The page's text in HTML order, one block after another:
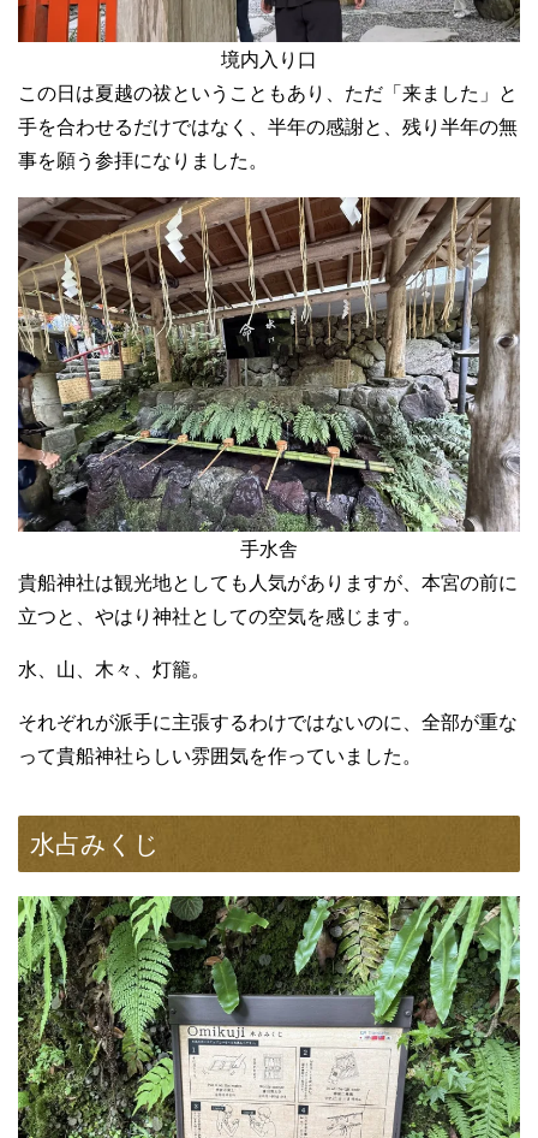
境内入り口
この日は夏越の祓ということもあり、ただ「来ました」と
手を合わせるだけではなく、半年の感謝と、残り半年の無
事を願う参拝になりました。
手水舎
貴船神社は観光地としても人気がありますが、本宮の前に
立つと、やはり神社としての空気を感じます。
水、山、木々、灯籠。
それぞれが派手に主張するわけではないのに、全部が重な
って貴船神社らしい雰囲気を作っていました。
水占みくじ